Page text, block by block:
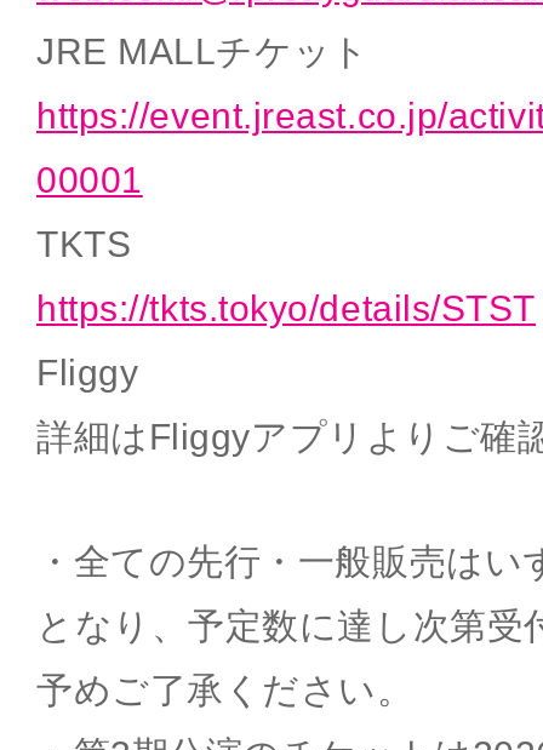
JRE MALLチケット
https://event.jreast.co.jp/
00001
TKTS
https://tkts.tokyo/details/STST
Fliggy
詳細はFliggyアプリよりご確
・全ての先行・一般販売は
となり、予定数に達し次第受
予めご了承ください。